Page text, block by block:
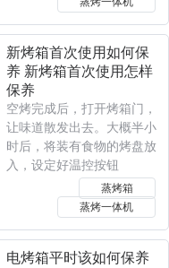
新烤箱首次使用如何保
养 新烤箱首次使用怎样
保养
空烤完成后，打开烤箱门，
让味道散发出去。大概半小
时后，将装有食物的烤盘放
入，设定好温控按钮
蒸烤箱
蒸烤一体机
电烤箱平时该如何保养